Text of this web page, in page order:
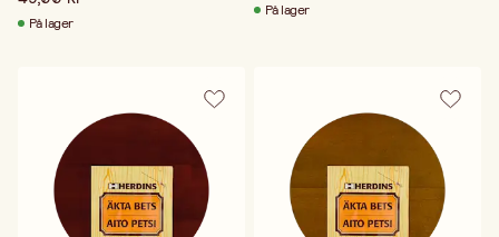
Med over 290 års erfaring er Herdins godt rustet til
at imødekomme fremtidens behov inden for
og produkter bidrager virksomheden til en mere
bæredygtig hverdag – for hjemmet, miljøet og
kommende generationer.
På lager
På lager